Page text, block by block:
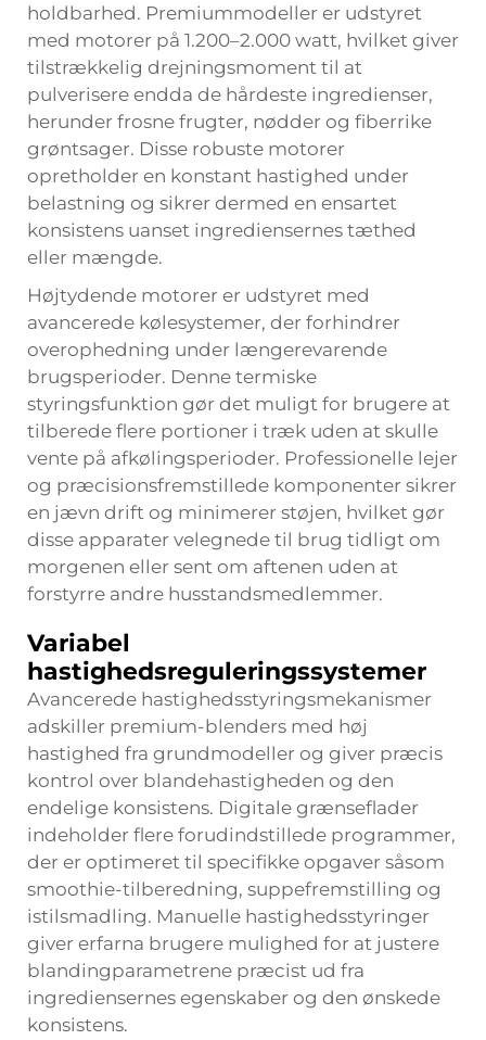
holdbarhed. Premiummodeller er udstyret
med motorer på 1.200–2.000 watt, hvilket giver
tilstrækkelig drejningsmoment til at
pulverisere endda de hårdeste ingredienser,
herunder frosne frugter, nødder og fiberrike
grøntsager. Disse robuste motorer
opretholder en konstant hastighed under
belastning og sikrer dermed en ensartet
konsistens uanset ingrediensernes tæthed
eller mængde.
Højtydende motorer er udstyret med
avancerede kølesystemer, der forhindrer
overophedning under længerevarende
brugsperioder. Denne termiske
styringsfunktion gør det muligt for brugere at
tilberede flere portioner i træk uden at skulle
vente på afkølingsperioder. Professionelle lejer
og præcisionsfremstillede komponenter sikrer
en jævn drift og minimerer støjen, hvilket gør
disse apparater velegnede til brug tidligt om
morgenen eller sent om aftenen uden at
forstyrre andre husstandsmedlemmer.
Variabel
hastighedsreguleringssystemer
Avancerede hastighedsstyringsmekanismer
adskiller premium-blenders med høj
hastighed fra grundmodeller og giver præcis
kontrol over blandehastigheden og den
endelige konsistens. Digitale grænseflader
indeholder flere forudindstillede programmer,
der er optimeret til specifikke opgaver såsom
smoothie-tilberedning, suppefremstilling og
istilsmadling. Manuelle hastighedsstyringer
giver erfarna brugere mulighed for at justere
blandingparametrene præcist ud fra
ingrediensernes egenskaber og den ønskede
konsistens.